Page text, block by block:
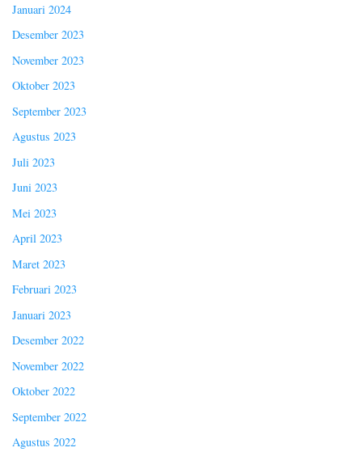
Januari 2024
Desember 2023
November 2023
Oktober 2023
September 2023
Agustus 2023
Juli 2023
Juni 2023
Mei 2023
April 2023
Maret 2023
Februari 2023
Januari 2023
Desember 2022
November 2022
Oktober 2022
September 2022
Agustus 2022